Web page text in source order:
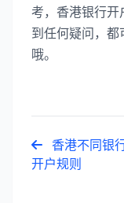
考，香港银行开
到任何疑问，
哦。
香港不同银
开户规则